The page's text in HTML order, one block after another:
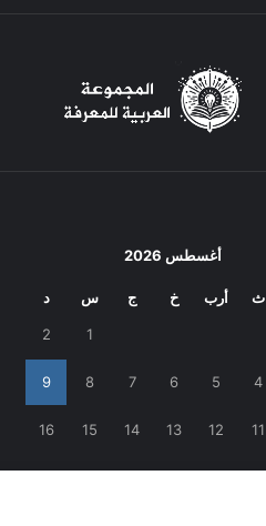
أغسطس 2026
ث أرب خ ج س د
1
2
4
5
6
7
8
9
11
12
13
14
15
16